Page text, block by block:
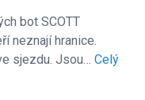
bot SCOTT
neznají hranice.
sjezdu. Jsou… Celý